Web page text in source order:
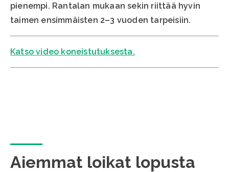
pienempi. Rantalan mukaan sekin riittää hyvin
taimen ensimmäisten 2–3 vuoden tarpeisiin.
Katso video koneistutuksesta.
Aiemmat loikat lopusta